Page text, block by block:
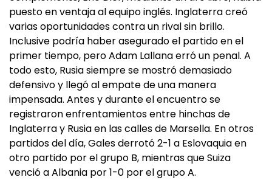
puesto en ventaja al equipo inglés. Inglaterra creó
varias oportunidades contra un rival sin brillo.
Inclusive podría haber asegurado el partido en el
primer tiempo, pero Adam Lallana erró un penal. A
todo esto, Rusia siempre se mostró demasiado
defensivo y llegó al empate de una manera
impensada. Antes y durante el encuentro se
registraron enfrentamientos entre hinchas de
Inglaterra y Rusia en las calles de Marsella. En otros
partidos del día, Gales derrotó 2-1 a Eslovaquia en
otro partido por el grupo B, mientras que Suiza
venció a Albania por 1-0 por el grupo A.